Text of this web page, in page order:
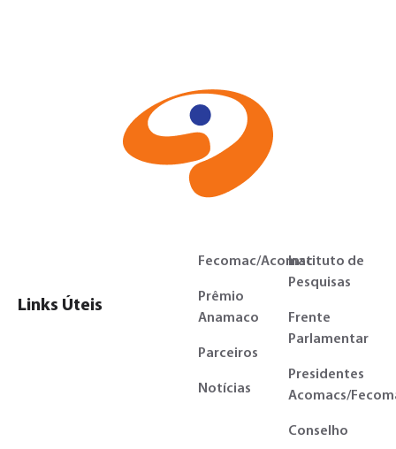
Links Úteis
Fecomac/Acomac
Prêmio
Anamaco
Parceiros
Notícias
Instituto de
Pesquisas
Frente
Parlamentar
Presidentes
Acomacs/
Conselho